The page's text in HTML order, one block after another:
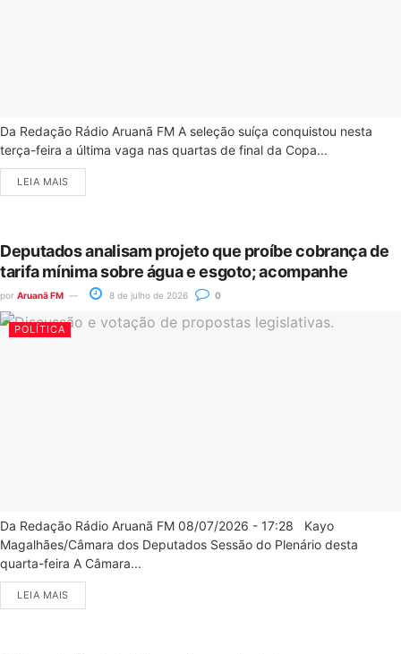
Da Redação Rádio Aruanã FM A seleção suíça conquistou nesta
terça-feira a última vaga nas quartas de final da Copa...
LEIA MAIS
Deputados analisam projeto que proíbe cobrança de
tarifa mínima sobre água e esgoto; acompanhe
por Aruanã FM 8 de julho de 2026 0
POLÍTICA
Da Redação Rádio Aruanã FM 08/07/2026 - 17:28 Kayo
Magalhães/Câmara dos Deputados Sessão do Plenário desta
quarta-feira A Câmara...
LEIA MAIS